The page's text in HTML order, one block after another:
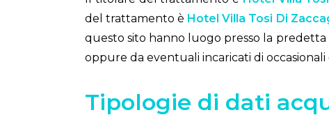
del trattamento è Hotel Villa Tosi Di
questo sito hanno luogo presso la predetta
oppure da eventuali incaricati di
Tipologie di dati